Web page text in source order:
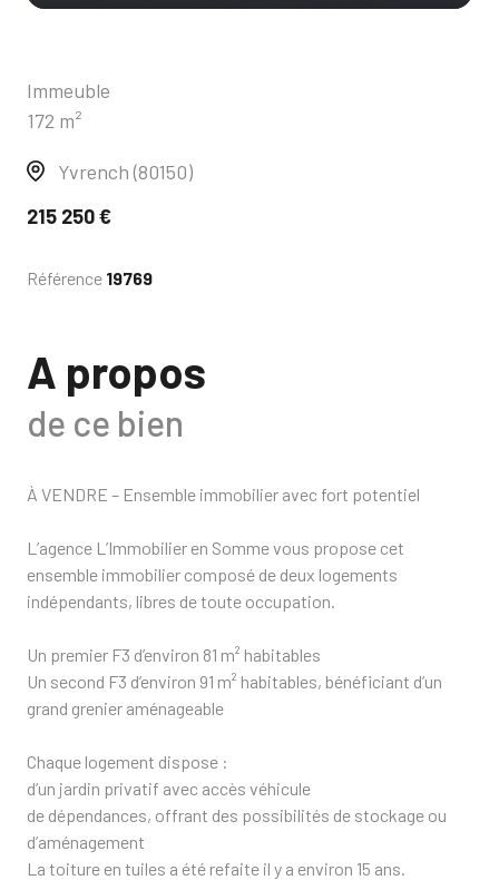
Immeuble
172 m²
Yvrench (80150)
215 250 €
Référence 19769
A propos
de ce bien
À VENDRE – Ensemble immobilier avec fort potentiel
L’agence L’Immobilier en Somme vous propose cet
ensemble immobilier composé de deux logements
indépendants, libres de toute occupation.
Un premier F3 d’environ 81 m² habitables
Un second F3 d’environ 91 m² habitables, bénéficiant d’un
grand grenier aménageable
Chaque logement dispose :
d’un jardin privatif avec accès véhicule
de dépendances, offrant des possibilités de stockage ou
d’aménagement
La toiture en tuiles a été refaite il y a environ 15 ans.